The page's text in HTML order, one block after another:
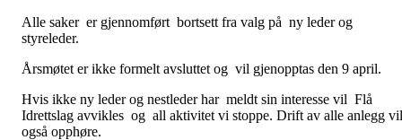
Alle saker er gjennomført bortsett fra valg på ny leder og
styreleder.
Årsmøtet er ikke formelt avsluttet og vil gjenopptas den 9 april.
Hvis ikke ny leder og nestleder har meldt sin interesse vil Flå
Idrettslag avvikles og all aktivitet vi stoppe. Drift av alle anlegg vil
også opphøre.